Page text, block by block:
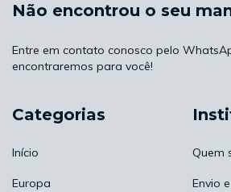
Não encontrou o seu
Entre em contato conosco pelo
encontraremos para você!
Categorias
Início
Europa
Quem
Envio